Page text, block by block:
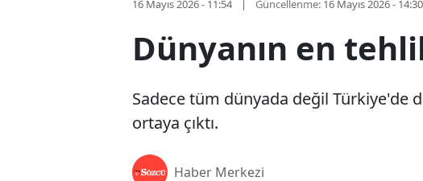
16 Mayıs 2026 - 11:54 Güncellenme: 16 Mayıs 2026 - 14:30
Dünyanın en
Sadece tüm dünyada değil Türkiye'de
ortaya çıktı.
Haber Merkezi